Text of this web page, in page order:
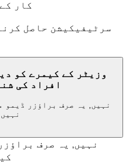
کار
افراد کی
نہیں, یہ صرف براؤزر ڈیمو
نہیں, یہ صرف